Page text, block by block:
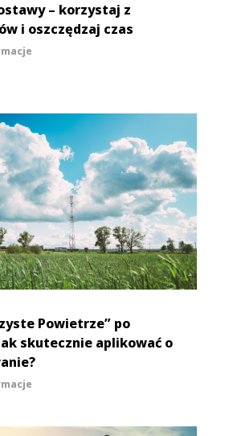
– korzystaj z
i oszczędzaj czas
Powietrze” po
skutecznie aplikować o